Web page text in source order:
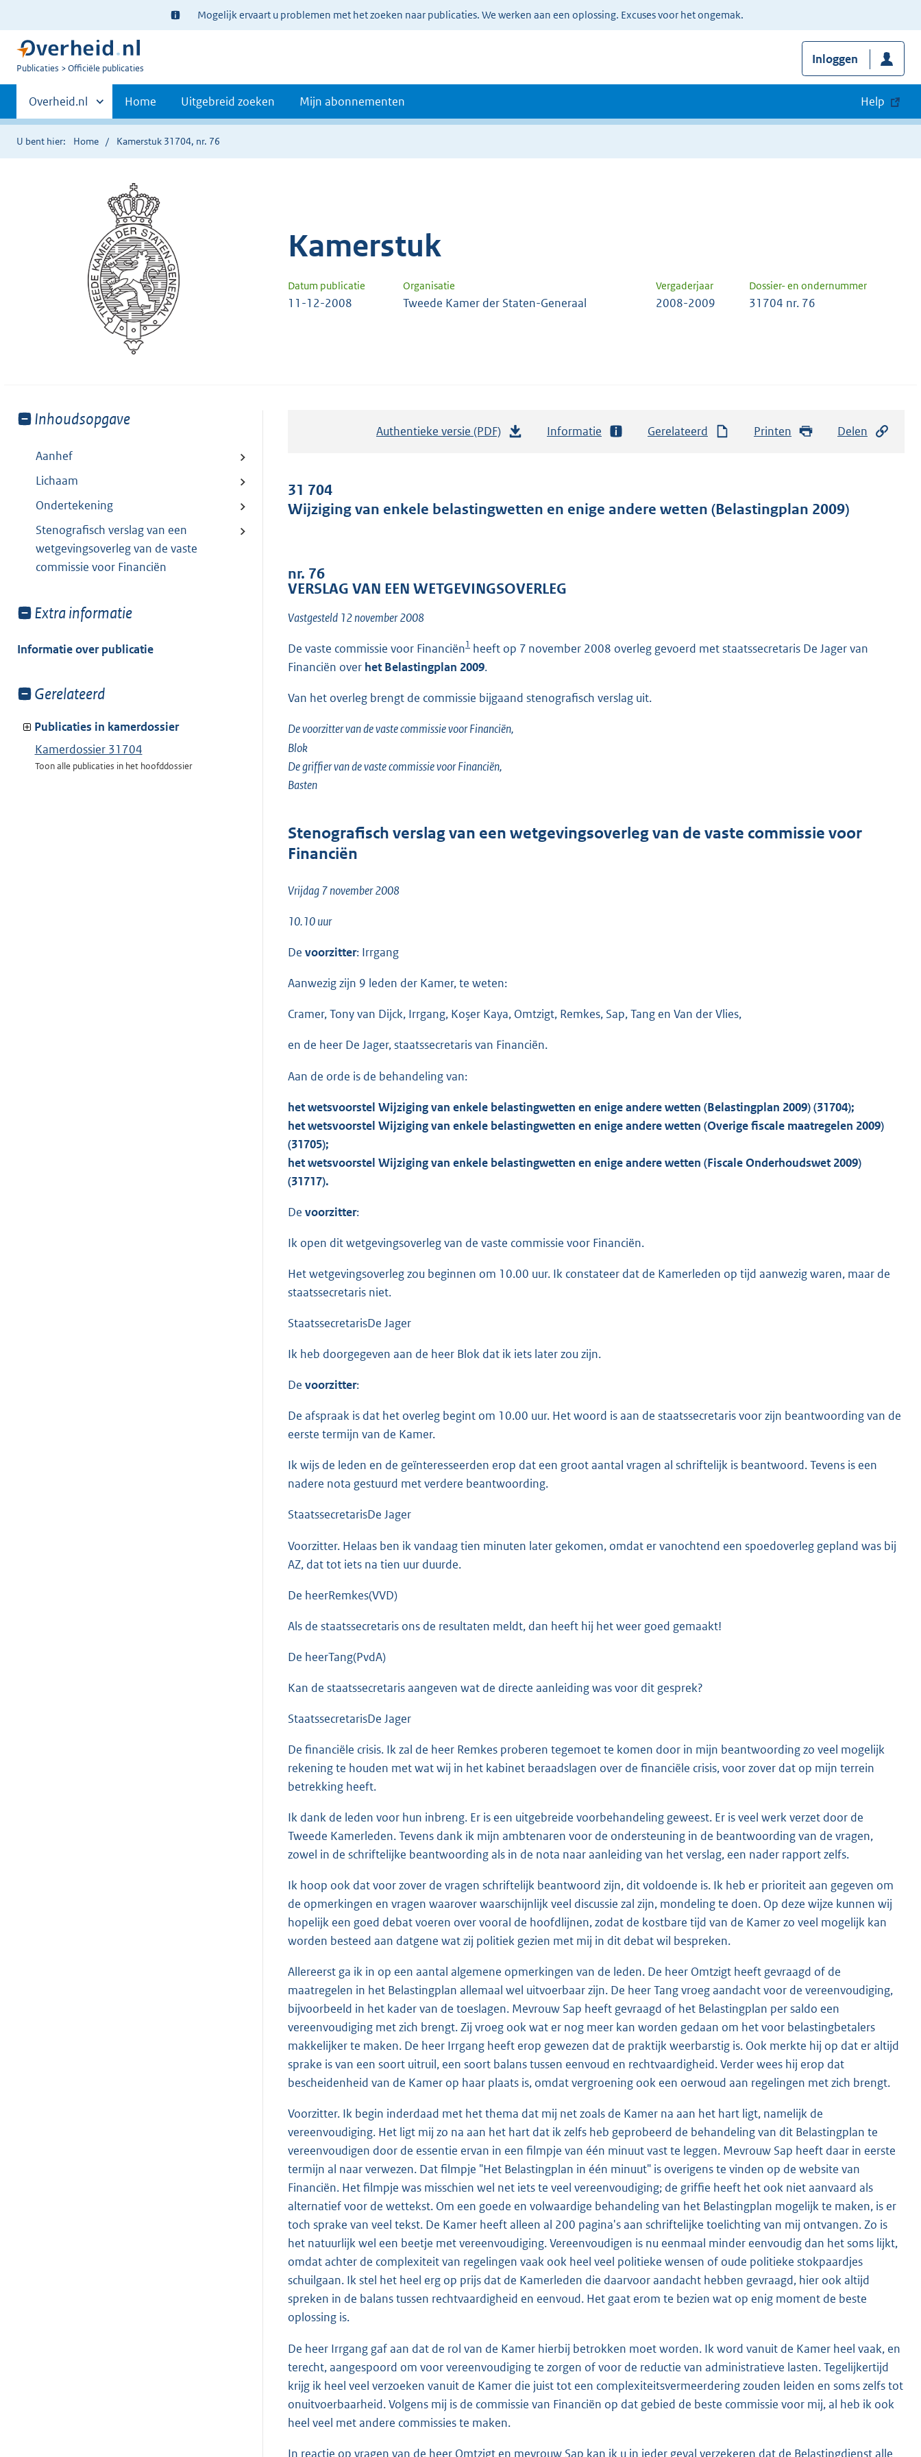
Ter
informatie:
Mogelijk ervaart u problemen met het zoeken naar publicaties. We werken aan een oplossing. Excuses voor het ongemak.
U
Publicaties Officiële publicaties
Inloggen
Primaire
navigatie
Andere
sites
binnen
Overheid.nl Home Uitgebreid zoeken Mijn abonnementen Help
U bent hier: Home Kamerstuk 31704, nr. 76
Kamerstuk
Datum publicatie Organisatie Vergaderjaar Dossier- en ondernummer
11-12-2008 Tweede Kamer der Staten-Generaal 2008-2009 31704 nr. 76
Toon
van:
Inhoudsopgave
Aanhef
Lichaam
Ondertekening
Stenografisch verslag van een
wetgevingsoverleg van de vaste
commissie voor Financiën
Toon
van:
Extra informatie
Informatie over publicatie
Toon
van:
Gerelateerd
Publicaties in kamerdossier
Kamerdossier 31704
Toon alle publicaties in het hoofddossier
Authentieke versie (PDF)
a
r
t
1
Informatie Gerelateerd Printen Delen
31 704
Wijziging van enkele belastingwetten en enige andere wetten (Belastingplan 2009)
nr. 76
VERSLAG VAN EEN WETGEVINGSOVERLEG
Vastgesteld 12 november 2008
De vaste commissie voor Financiën1 heeft op 7 november 2008 overleg gevoerd met staatssecretaris De Jager van
Financiën over het Belastingplan 2009.
Van het overleg brengt de commissie bijgaand stenografisch verslag uit.
De voorzitter van de vaste commissie voor Financiën,
Blok
De griffier van de vaste commissie voor Financiën,
Basten
Stenografisch verslag van een wetgevingsoverleg van de vaste commissie voor
Financiën
Vrijdag 7 november 2008
10.10 uur
De voorzitter: Irrgang
Aanwezig zijn 9 leden der Kamer, te weten:
Cramer, Tony van Dijck, Irrgang, Koşer Kaya, Omtzigt, Remkes, Sap, Tang en Van der Vlies,
en de heer De Jager, staatssecretaris van Financiën.
Aan de orde is de behandeling van:
het wetsvoorstel Wijziging van enkele belastingwetten en enige andere wetten (Belastingplan 2009) (31704);
het wetsvoorstel Wijziging van enkele belastingwetten en enige andere wetten (Overige fiscale maatregelen 2009)
(31705);
het wetsvoorstel Wijziging van enkele belastingwetten en enige andere wetten (Fiscale Onderhoudswet 2009)
(31717).
De voorzitter:
Ik open dit wetgevingsoverleg van de vaste commissie voor Financiën.
Het wetgevingsoverleg zou beginnen om 10.00 uur. Ik constateer dat de Kamerleden op tijd aanwezig waren, maar de
staatssecretaris niet.
StaatssecretarisDe Jager
Ik heb doorgegeven aan de heer Blok dat ik iets later zou zijn.
De voorzitter:
De afspraak is dat het overleg begint om 10.00 uur. Het woord is aan de staatssecretaris voor zijn beantwoording van de
eerste termijn van de Kamer.
Ik wijs de leden en de geïnteresseerden erop dat een groot aantal vragen al schriftelijk is beantwoord. Tevens is een
nadere nota gestuurd met verdere beantwoording.
StaatssecretarisDe Jager
Voorzitter. Helaas ben ik vandaag tien minuten later gekomen, omdat er vanochtend een spoedoverleg gepland was bij
AZ, dat tot iets na tien uur duurde.
De heerRemkes(VVD)
Als de staatssecretaris ons de resultaten meldt, dan heeft hij het weer goed gemaakt!
De heerTang(PvdA)
Kan de staatssecretaris aangeven wat de directe aanleiding was voor dit gesprek?
StaatssecretarisDe Jager
De financiële crisis. Ik zal de heer Remkes proberen tegemoet te komen door in mijn beantwoording zo veel mogelijk
rekening te houden met wat wij in het kabinet beraadslagen over de financiële crisis, voor zover dat op mijn terrein
betrekking heeft.
Ik dank de leden voor hun inbreng. Er is een uitgebreide voorbehandeling geweest. Er is veel werk verzet door de
Tweede Kamerleden. Tevens dank ik mijn ambtenaren voor de ondersteuning in de beantwoording van de vragen,
zowel in de schriftelijke beantwoording als in de nota naar aanleiding van het verslag, een nader rapport zelfs.
Ik hoop ook dat voor zover de vragen schriftelijk beantwoord zijn, dit voldoende is. Ik heb er prioriteit aan gegeven om
de opmerkingen en vragen waarover waarschijnlijk veel discussie zal zijn, mondeling te doen. Op deze wijze kunnen wij
hopelijk een goed debat voeren over vooral de hoofdlijnen, zodat de kostbare tijd van de Kamer zo veel mogelijk kan
worden besteed aan datgene wat zij politiek gezien met mij in dit debat wil bespreken.
Allereerst ga ik in op een aantal algemene opmerkingen van de leden. De heer Omtzigt heeft gevraagd of de
maatregelen in het Belastingplan allemaal wel uitvoerbaar zijn. De heer Tang vroeg aandacht voor de vereenvoudiging,
bijvoorbeeld in het kader van de toeslagen. Mevrouw Sap heeft gevraagd of het Belastingplan per saldo een
vereenvoudiging met zich brengt. Zij vroeg ook wat er nog meer kan worden gedaan om het voor belastingbetalers
makkelijker te maken. De heer Irrgang heeft erop gewezen dat de praktijk weerbarstig is. Ook merkte hij op dat er altijd
sprake is van een soort uitruil, een soort balans tussen eenvoud en rechtvaardigheid. Verder wees hij erop dat
bescheidenheid van de Kamer op haar plaats is, omdat vergroening ook een oerwoud aan regelingen met zich brengt.
Voorzitter. Ik begin inderdaad met het thema dat mij net zoals de Kamer na aan het hart ligt, namelijk de
vereenvoudiging. Het ligt mij zo na aan het hart dat ik zelfs heb geprobeerd de behandeling van dit Belastingplan te
vereenvoudigen door de essentie ervan in een filmpje van één minuut vast te leggen. Mevrouw Sap heeft daar in eerste
termijn al naar verwezen. Dat filmpje "Het Belastingplan in één minuut" is overigens te vinden op de website van
Financiën. Het filmpje was misschien wel net iets te veel vereenvoudiging; de griffie heeft het ook niet aanvaard als
alternatief voor de wettekst. Om een goede en volwaardige behandeling van het Belastingplan mogelijk te maken, is er
toch sprake van veel tekst. De Kamer heeft alleen al 200 pagina's aan schriftelijke toelichting van mij ontvangen. Zo is
het natuurlijk wel een beetje met vereenvoudiging. Vereenvoudigen is nu eenmaal minder eenvoudig dan het soms lijkt,
omdat achter de complexiteit van regelingen vaak ook heel veel politieke wensen of oude politieke stokpaardjes
schuilgaan. Ik stel het heel erg op prijs dat de Kamerleden die daarvoor aandacht hebben gevraagd, hier ook altijd
spreken in de balans tussen rechtvaardigheid en eenvoud. Het gaat erom te bezien wat op enig moment de beste
oplossing is.
De heer Irrgang gaf aan dat de rol van de Kamer hierbij betrokken moet worden. Ik word vanuit de Kamer heel vaak, en
terecht, aangespoord om voor vereenvoudiging te zorgen of voor de reductie van administratieve lasten. Tegelijkertijd
krijg ik heel veel verzoeken vanuit de Kamer die juist tot een complexiteitsvermeerdering zouden leiden en soms zelfs tot
onuitvoerbaarheid. Volgens mij is de commissie van Financiën op dat gebied de beste commissie voor mij, al heb ik ook
heel veel met andere commissies te maken.
In reactie op vragen van de heer Omtzigt en mevrouw Sap kan ik u in ieder geval verzekeren dat de Belastingdienst alle